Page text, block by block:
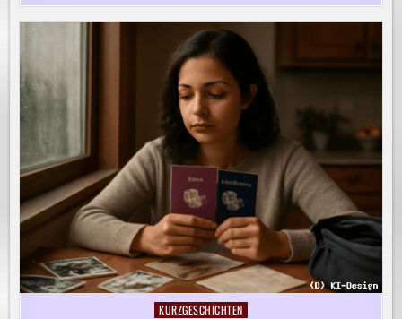
Posted
KURZGESCHICHTEN